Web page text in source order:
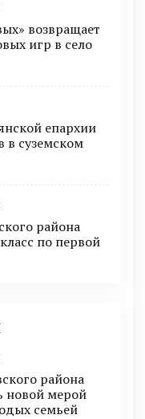
возвращает
игр в село
епархии
в суземском
района
по первой
района
новой мерой
семьей